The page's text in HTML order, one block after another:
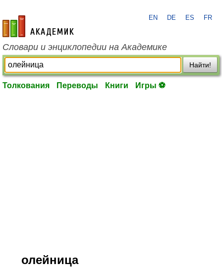
academic.ru
EN DE ES FR
Словари и энциклопедии на Академике
Найти!
Толкования Переводы Книги Игры ⚽
олейница